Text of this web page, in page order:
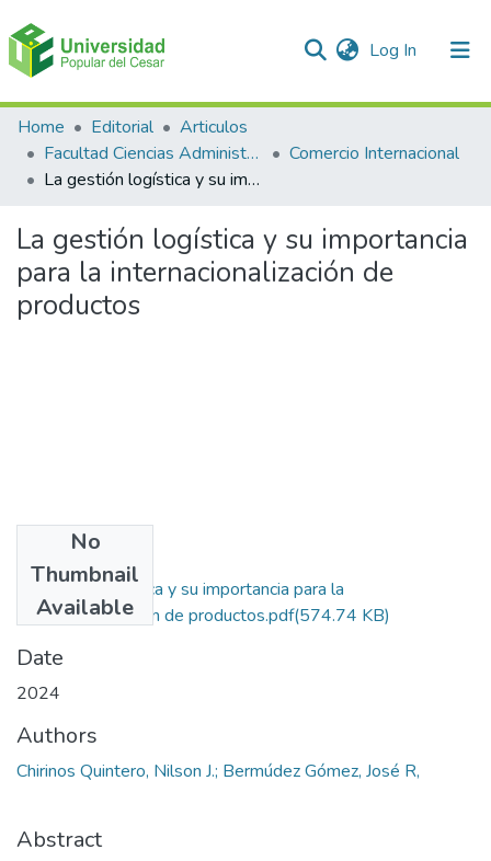
Log In (current)
Communities & Collections
All of DSpace
Home Editorial
Articulos
Facultad Ciencias Administrativas Contables y Económicas – Face
Comercio Internacional
La gestión logística y su importancia para la internacionalización de productos
La gestión logística y su importancia
para la internacionalización de
productos
No
Thumbnail
Available
La gestión logística y su importancia para la
internacionalización de productos.pdf(574.74 KB)
Date
2024
Authors
Chirinos Quintero, Nilson J.; Bermúdez Gómez, José R,
Abstract